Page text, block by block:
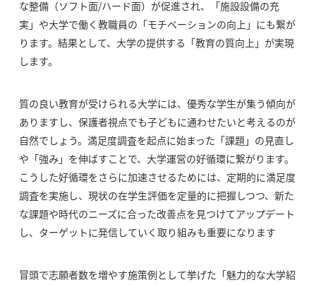
な整備（ソフト面/ハード面）が促進され、「施設設備の充
実」や大学で働く教職員の「モチベーションの向上」にも繋が
ります。結果として、大学の提供する「教育の質向上」が実現
します。
質の良い教育が受けられる大学には、優秀な学生が集う傾向が
ありますし、保護者視点でも子どもに通わせたいと考えるのが
自然でしょう。満足度調査を起点に始まった「課題」の見直し
や「強み」を伸ばすことで、大学運営の好循環に繋がります。
こうした好循環をさらに加速させるためには、定期的に満足度
調査を実施し、現状の在学生評価を定量的に把握しつつ、新た
な課題や時代のニーズに合った改善点を見つけてアップデート
し、ターゲットに発信していく取り組みも重要になります
冒頭で志願者数を増やす施策例として挙げた「魅力的な大学紹